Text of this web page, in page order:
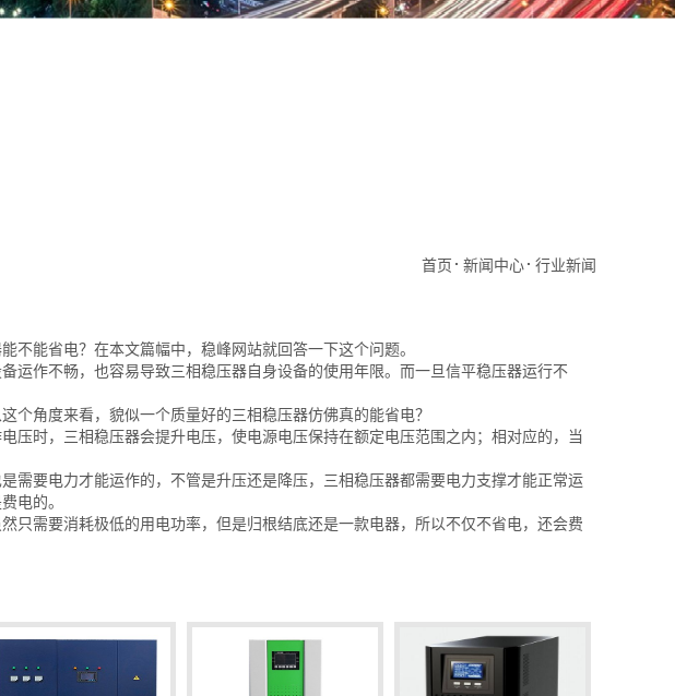
首页 新闻中心 行业新闻
不能省电？在本文篇幅中，稳峰网站就回答一下这个问题。
运作不畅，也容易导致三相稳压器自身设备的使用年限。而一旦信平稳压器运行不
个角度来看，貌似一个质量好的三相稳压器仿佛真的能省电？
压时，三相稳压器会提升电压，使电源电压保持在额定电压范围之内；相对应的，当
需要电力才能运作的，不管是升压还是降压，三相稳压器都需要电力支撑才能正常运
电的。
只需要消耗极低的用电功率，但是归根结底还是一款电器，所以不仅不省电，还会费